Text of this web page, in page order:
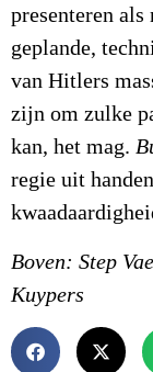
presenteren
geplande,
van Hitlers
zijn om zulke
kan, het mag.
regie uit
Boven: Step
Kuypers